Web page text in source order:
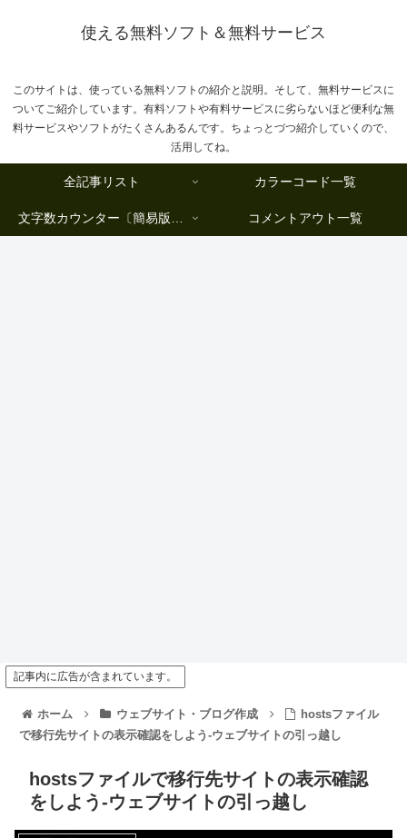
使える無料ソフト＆無料サービス
このサイトは、使っている無料ソフトの紹介と説明。そして、無料サービスに
ついてご紹介しています。有料ソフトや有料サービスに劣らないほど便利な無
料サービスやソフトがたくさんあるんです。ちょっとづつ紹介していくので、
活用してね。
全記事リスト カラーコード一覧
文字数カウンター〔簡易版複数行タイプ〕 コメントアウト一覧
記事内に広告が含まれています。
ホーム ウェブサイト・ブログ作成
hostsファイル
で移行先サイトの表示確認をしよう-ウェブサイトの引っ越し
hostsファイルで移行先サイトの表示確認
をしよう-ウェブサイトの引っ越し